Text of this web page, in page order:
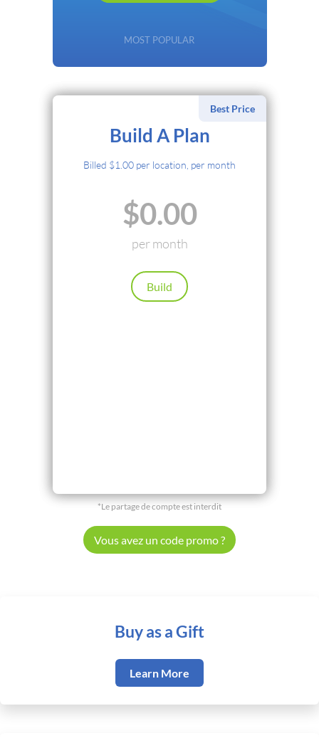
MOST POPULAR
Retour
Best Price
Build A Plan
Billed $1.00 per location, per month
$0.00
per month
Build
Cryptocurrency
Local Payments
Renews automatically. Cancel anytime.
*Le partage de compte est interdit
Vous avez un code promo ?
Buy as a Gift
Learn More